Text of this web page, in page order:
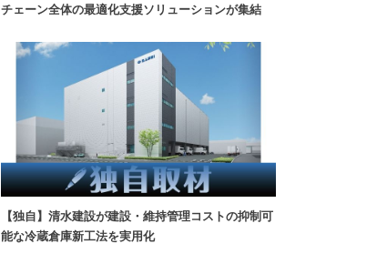
チェーン全体の最適化支援ソリューションが集結
【独自】清水建設が建設・維持管理コストの抑制可
能な冷蔵倉庫新工法を実用化